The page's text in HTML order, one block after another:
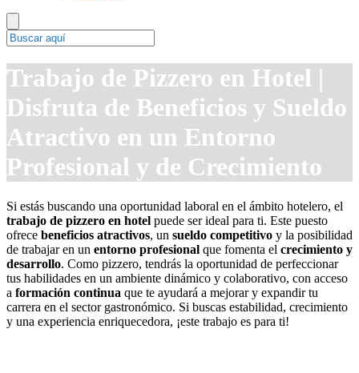
Trabajo de Pizzero en Hotel |
Disfruta de Beneficios y Sueldo
Atractivo en un Entorno
Profesional y de Crecimiento
Si estás buscando una oportunidad laboral en el ámbito hotelero, el
trabajo de pizzero en hotel puede ser ideal para ti. Este puesto
ofrece beneficios atractivos, un sueldo competitivo y la posibilidad
de trabajar en un entorno profesional que fomenta el crecimiento y
desarrollo. Como pizzero, tendrás la oportunidad de perfeccionar
tus habilidades en un ambiente dinámico y colaborativo, con acceso
a formación continua que te ayudará a mejorar y expandir tu
carrera en el sector gastronómico. Si buscas estabilidad, crecimiento
y una experiencia enriquecedora, ¡este trabajo es para ti!